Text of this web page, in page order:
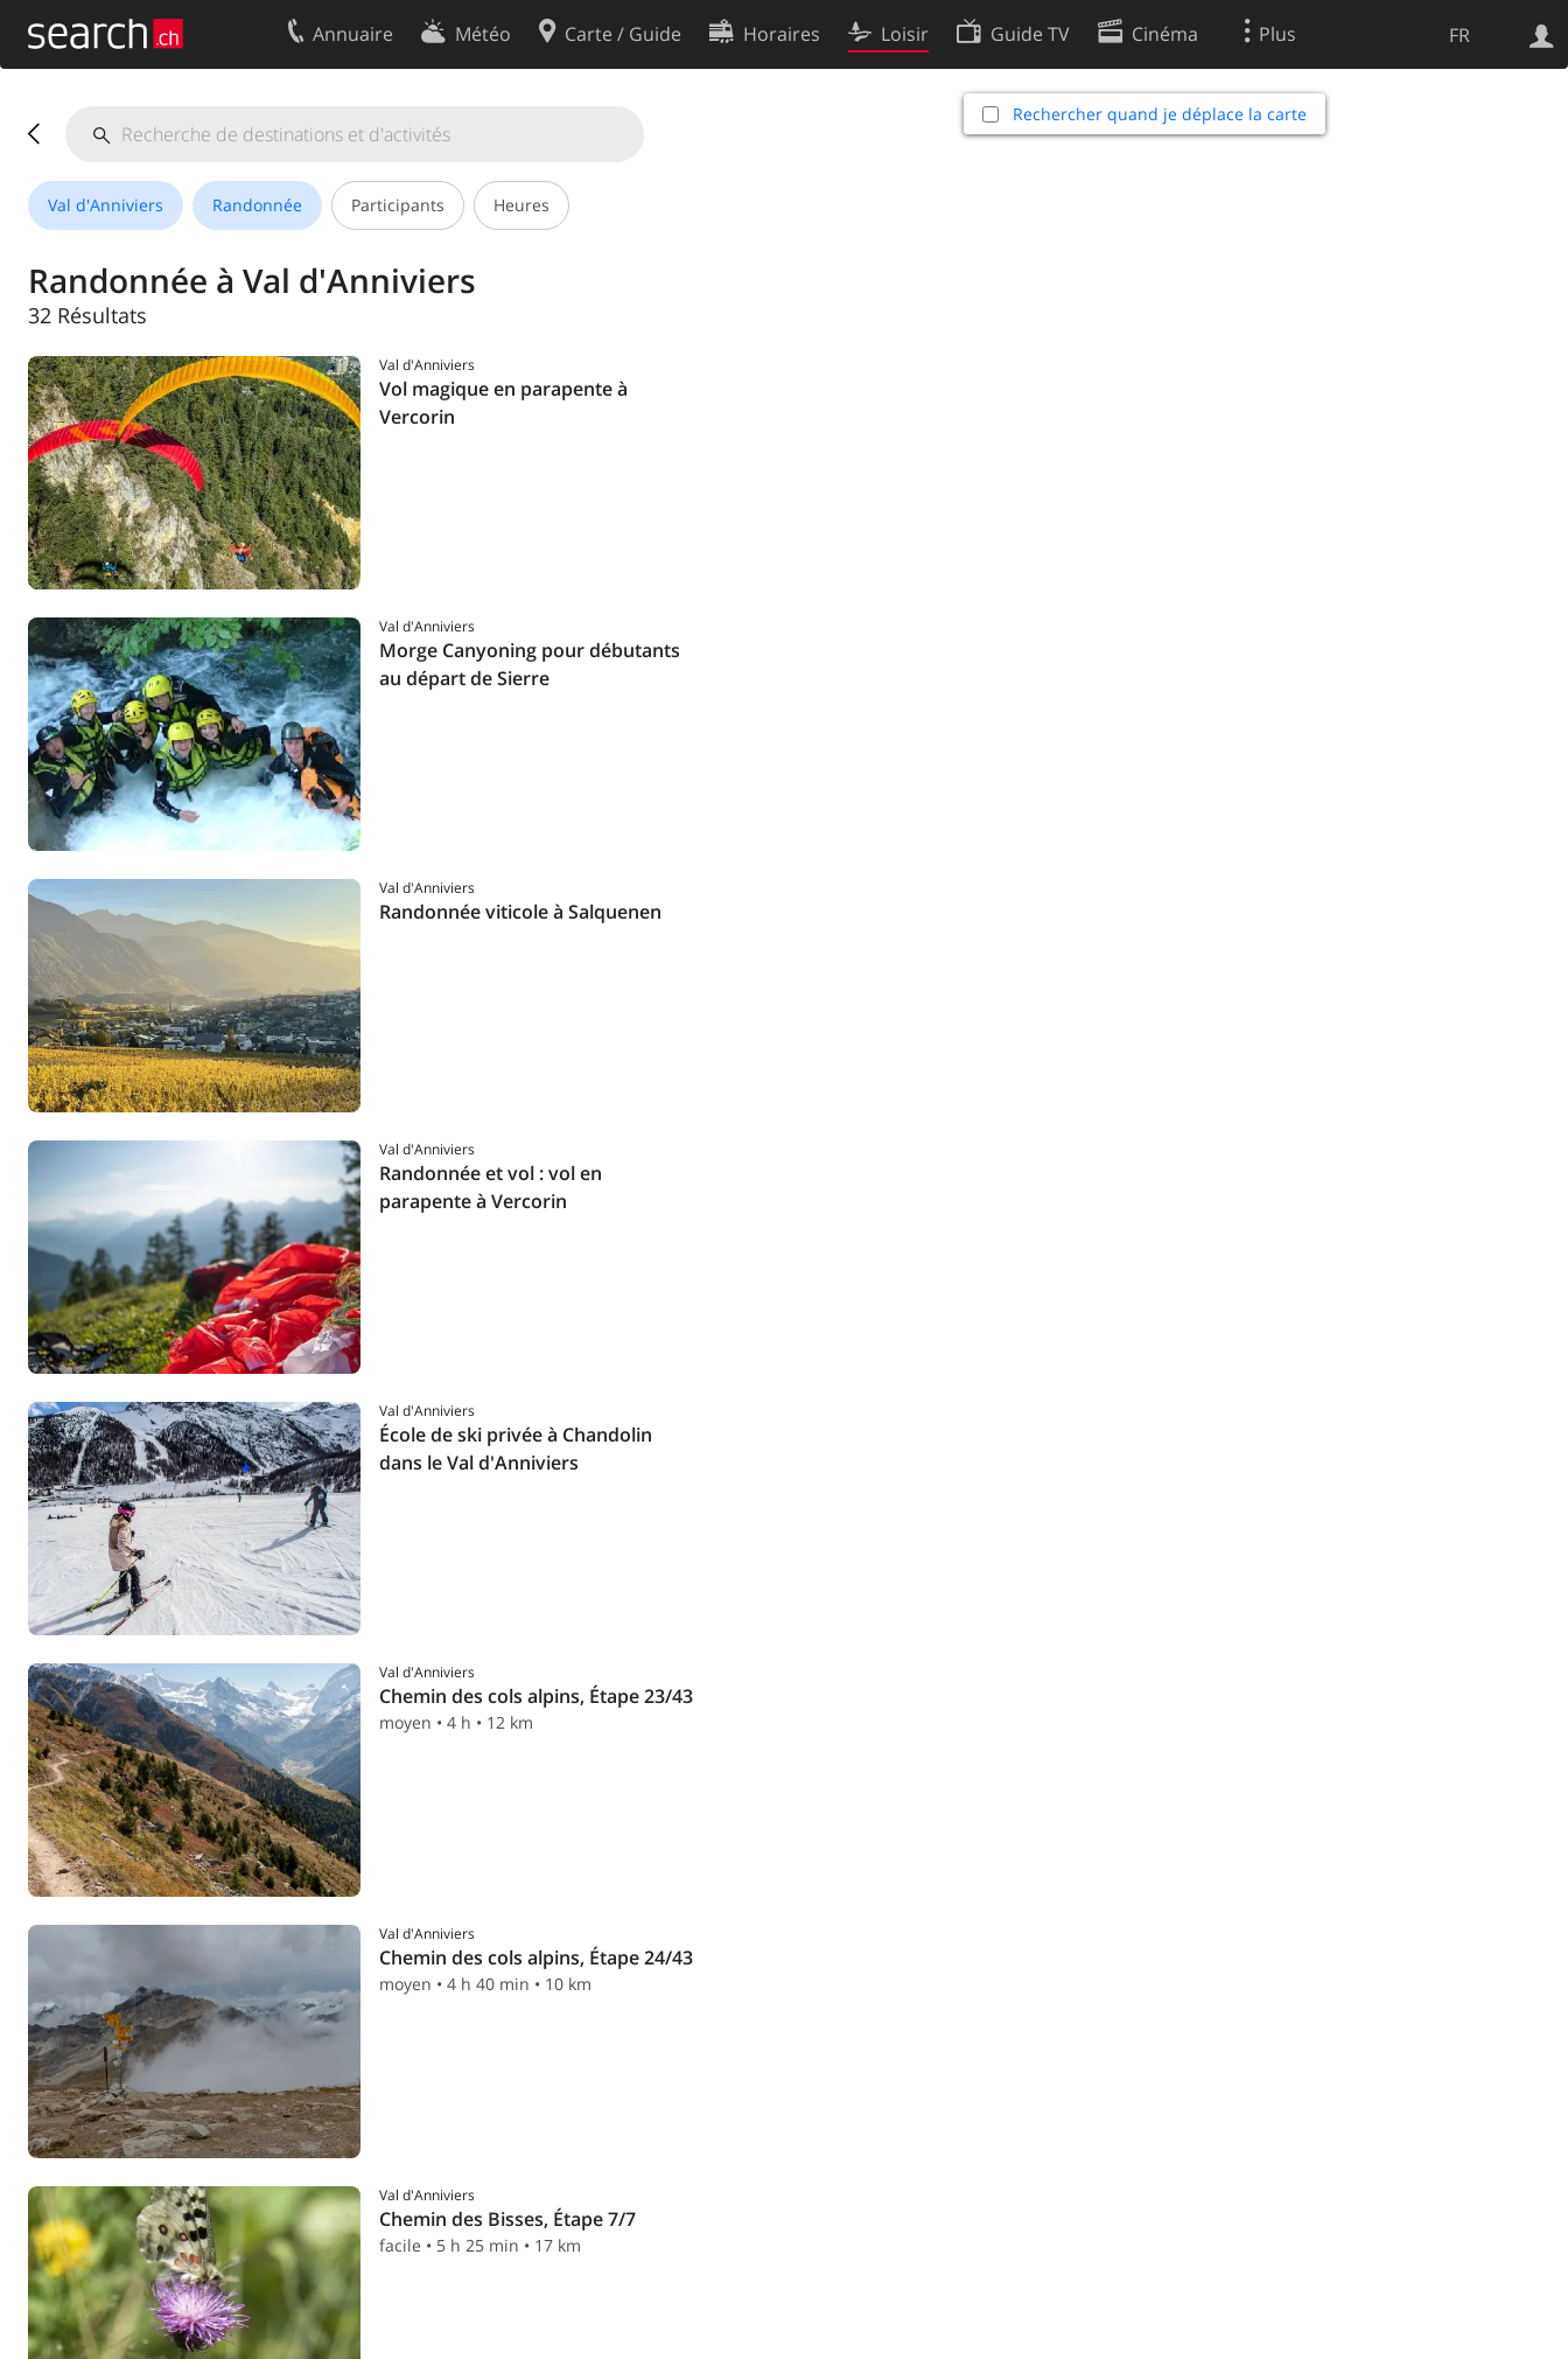
FR
Annuaire Météo Carte / Guide Horaires Loisir Guide TV Cinéma Plus
Val d'Anniviers Randonnée Participants Heures
Randonnée à Val d'Anniviers
32 Résultats
Val d'Anniviers
Vol magique en parapente à
Vercorin
Val d'Anniviers
Morge Canyoning pour débutants
au départ de Sierre
Val d'Anniviers
Randonnée viticole à Salquenen
Val d'Anniviers
Randonnée et vol : vol en
parapente à Vercorin
Val d'Anniviers
École de ski privée à Chandolin
dans le Val d'Anniviers
Val d'Anniviers
Chemin des cols alpins, Étape 23/43
moyen • 4 h • 12 km
Val d'Anniviers
Chemin des cols alpins, Étape 24/43
moyen • 4 h 40 min • 10 km
Val d'Anniviers
Chemin des Bisses, Étape 7/7
facile • 5 h 25 min • 17 km
Rechercher quand je déplace la carte
Web
Centre clients
Mentions Légales
Conditions d’utilisation
Protection des données
Politique en matière de cookies
Préférences de cookies